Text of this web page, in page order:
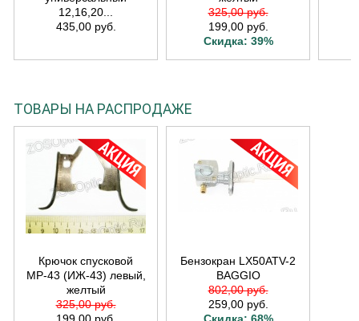
12,16,20...
435,00 руб.
325,00 руб.
199,00 руб.
Скидка: 39%
ТОВАРЫ НА РАСПРОДАЖЕ
Крючок спусковой
МР-43 (ИЖ-43) левый,
желтый
325,00 руб.
Бензокран LX50ATV-2
BAGGIO
802,00 руб.
259,00 руб.